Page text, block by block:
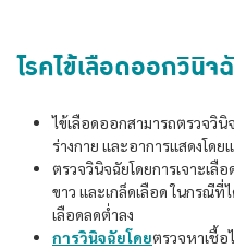
โรคไข้เลือดออกวินิจ
ไข้เลือดออกสามารถตรวจวิ
ร่างกาย เเละอาการแสดงโด
ตรวจวินิจฉัยโดยการเจาะเลื
ขาว เเละเกล็ดเลือด ในกรณี
เลือดลดต่ำลง
การวินิจฉัยโดยตรวจหาเชื้อ